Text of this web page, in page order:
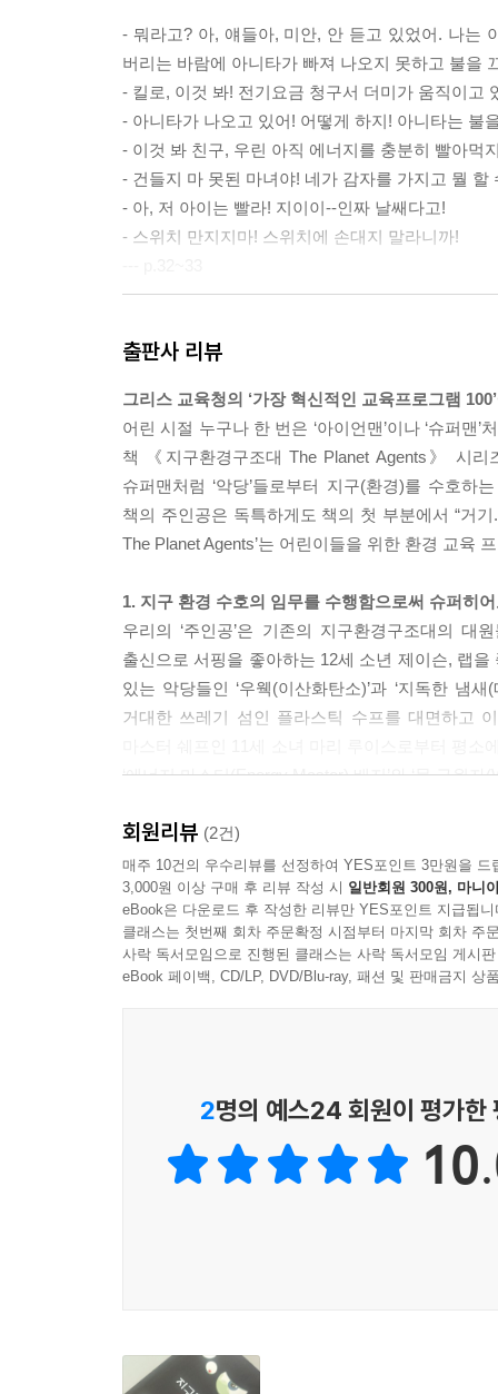
- 뭐라고? 아, 얘들아, 미안, 안 듣고 있었어. 나는
버리는 바람에 아니타가 빠져 나오지 못하고 불
- 킬로, 이것 봐! 전기요금 청구서 더미가 움직이
- 아니타가 나오고 있어! 어떻게 하지! 아니타는 불
- 이것 봐 친구, 우린 아직 에너지를 충분히 빨아먹
- 건들지 마 못된 마녀야! 네가 감자를 가지고 뭘 할
- 아, 저 아이는 빨라! 지이이--인짜 날쌔다고!
- 스위치 만지지마! 스위치에 손대지 말라니까!
있었니?
“대단한걸! 그렇다면 지구에는 우리가 죽을 때까
아니, 틀렸어. 수영하러 가보자. 그럼 너도 알게 될
사실 지구에 있는 물 대부분은 짠 염수야.
--- p.46~47
이제 너는 분명 델타 암호를 알아냈겠지. 그리고
우웩. 지독한 냄새. 방귀. 트림. 얼음. 와티, 베개. 감
티라노사우루스 렉스. 물 한 방울. 자---유! 코끼리.
오렌지 쥐. 최고 녹색.
‘티라노사우루스, 렉스’: 우리는 공룡들이 살았을
만, 절대 그렇지 않다!
--- p.66
너는 아마 이렇게 생각할 거야. “왜 내가 자연이
은 미끌미끌하고 징그러워!”
내가 볼 때 징그러운 건 슬링키가 아니라 바로 이
출판사 리뷰
그리스 교육청의 ‘가장 혁신적인 교육프로그램
어린 시절 누구나 한 번은 ‘아이언맨’이나 ‘슈퍼맨
책 《지구환경구조대 The Planet Agents》 시
슈퍼맨처럼 ‘악당’들로부터 지구(환경)를 수호
책의 주인공은 독특하게도 책의 첫 부분에서 “거
The Planet Agents’는 어린이들을 위한 환경 교육
1. 지구 환경 수호의 임무를 수행함으로써 슈퍼히
우리의 ‘주인공’은 기존의 지구환경구조대의
출신으로 서핑을 좋아하는 12세 소년 제이슨, 랩
있는 악당들인 ‘우웩(이산화탄소)’과 ‘지독한 냄
거대한 쓰레기 섬인 플라스틱 수프를 대면하고
‘에너지 마스터(Energy Master) 배지’와 ‘물 구원
이제 우리 삶의 터전인 지구의 환경을 지킬 수 있
비밀의 내용은 ‘우리에게 가장 위험한 상대는 에
위험한 상대, 즉 지구의 환경을 위협하고 있는 상대
이 책을 읽고 ‘훈련대장이 알려주는 비밀’을 확
의미를 이해할 수 있을 것이다.
티라노사우루스 렉스. 물 한 방울. 자---유! 코끼리.
오렌지 쥐. 최고 녹색.”
회원리뷰 (2건)
매주 10건의 우수리뷰를 선정하여 YES포인트 3만원을 드
3,000원 이상 구매 후 리뷰 작성 시 일반회원 300원, 마니
eBook은 다운로드 후 작성한 리뷰만 YES포인트 지급됩니
클래스는 첫번째 회차 주문확정 시점부터 마지막 회차 주
사락 독서모임으로 진행된 클래스는 사락 독서모임 게시
eBook 페이백, CD/LP, DVD/Blu-ray, 패션 및 판매금지 상
2명의 예스24 회원이 평가한